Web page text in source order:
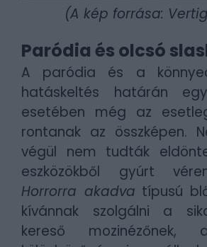
(A kép forrása:
Paródia és olcsó
A paródia és a
hatáskeltés határán
esetében még az
rontanak az összképen.
végül nem tudták
eszközökből gyúrt
Horrorra akadva típusú
kívánnak szolgálni a
kereső mozinézőnek,